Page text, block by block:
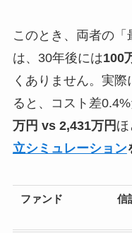
このとき、両者の「
は、30年後には100
くありません。実
ると、コスト差
万円 vs 2,431万円 ほ
立シミュレーション
ファンド 信